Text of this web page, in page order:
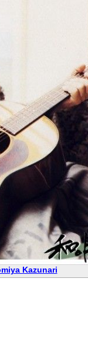
Kazunari